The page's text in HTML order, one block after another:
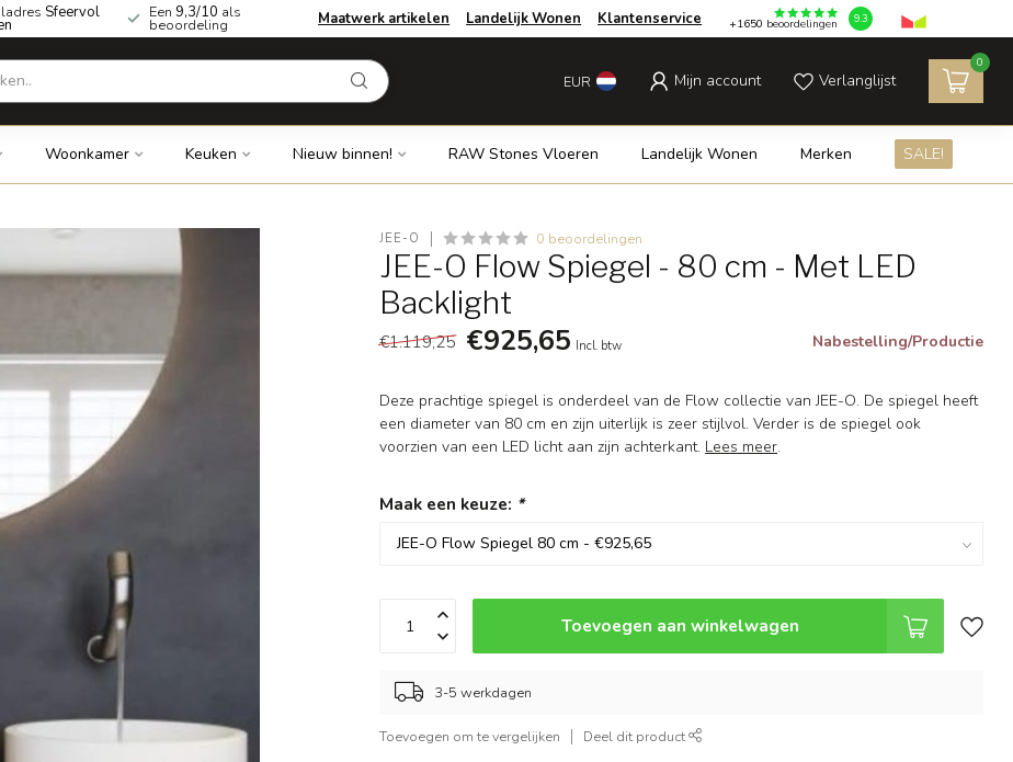
Sfeervol Een 9,3/10 als
beoordeling Maatwerk artikelen Landelijk Wonen Klantenservice +1650 beoordelingen 9.3
EUR Mijn account Verlanglijst
0
Woonkamer Keuken Nieuw binnen! RAW Stones Vloeren Landelijk Wonen Merken SALE!
JEE-O 0 beoordelingen
JEE-O Flow Spiegel - 80 cm - Met LED
Backlight
€1.119,25 €925,65 Incl. btw Nabestelling/Productie
Deze prachtige spiegel is onderdeel van de Flow collectie van JEE-O. De spiegel heeft
een diameter van 80 cm en zijn uiterlijk is zeer stijlvol. Verder is de spiegel ook
voorzien van een LED licht aan zijn achterkant. Lees meer.
Maak een keuze: *
Toevoegen aan winkelwagen
3-5 werkdagen
Toevoegen om te vergelijken Deel dit product